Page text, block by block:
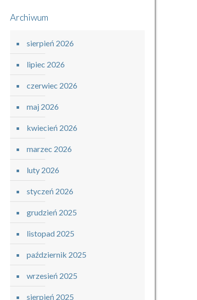
Archiwum
sierpień 2026
lipiec 2026
czerwiec 2026
maj 2026
kwiecień 2026
marzec 2026
luty 2026
styczeń 2026
grudzień 2025
listopad 2025
październik 2025
wrzesień 2025
sierpień 2025